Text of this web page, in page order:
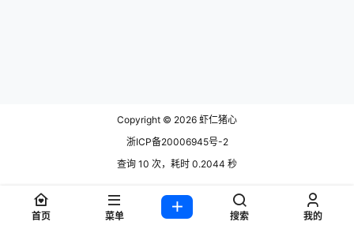
Copyright © 2026 虾仁猪心
浙ICP备20006945号-2
查询 10 次，耗时 0.2044 秒
首页 菜单 搜索 我的